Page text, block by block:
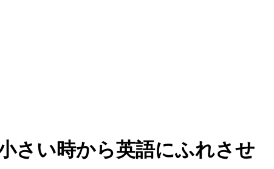
さい時から英語にふれさせ